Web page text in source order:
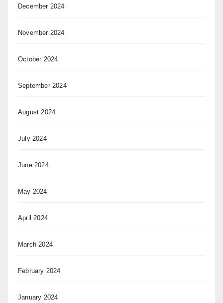
December 2024
November 2024
October 2024
September 2024
August 2024
July 2024
June 2024
May 2024
April 2024
March 2024
February 2024
January 2024